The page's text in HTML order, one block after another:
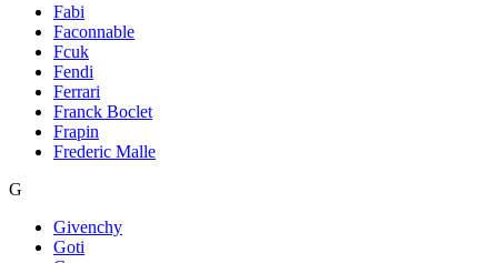
Fabi
Faconnable
Fcuk
Fendi
Ferrari
Franck Boclet
Frapin
Frederic Malle
G
Givenchy
Goti